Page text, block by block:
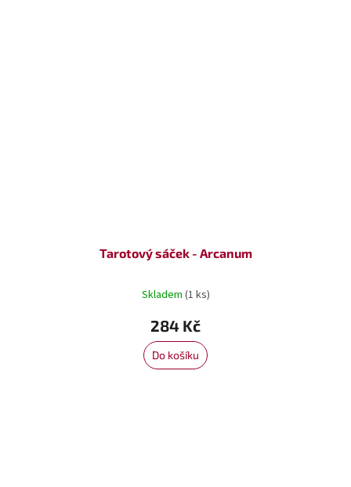
Tarotový sáček - Arcanum
Skladem (1 ks)
284 Kč
Do košíku